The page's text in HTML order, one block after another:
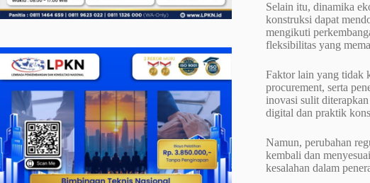
Selain itu, dinamika
konstruksi dapat
mengikuti
fleksibilitas yang
Faktor lain yang tidak
procurement, serta
inovasi sulit
digital dan praktik
Namun, perubahan
kembali dan
kesalahan dalam